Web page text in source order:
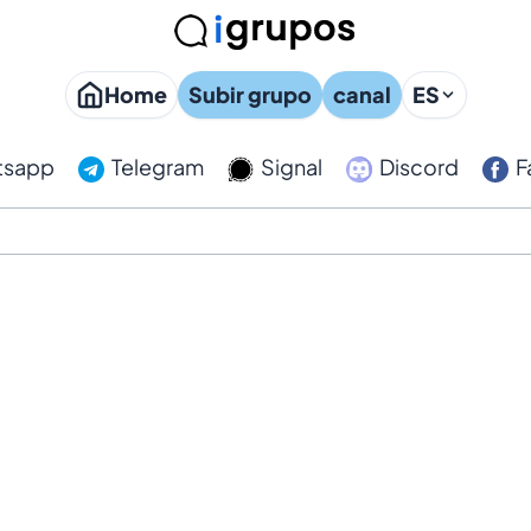
Home Subir grupo canal ES
Telegram Signal Discord